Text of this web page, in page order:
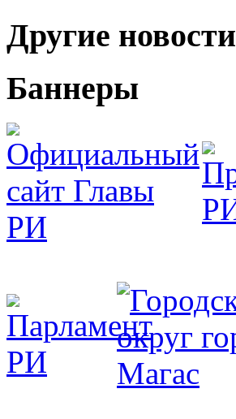
Другие новости
Баннеры